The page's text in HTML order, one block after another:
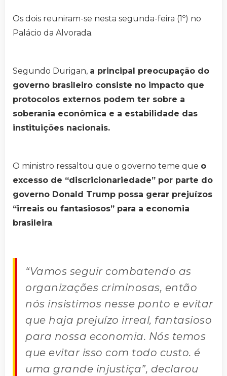
Os dois reuniram-se nesta segunda-feira (1º) no
Palácio da Alvorada.
Segundo Durigan, a principal preocupação do
governo brasileiro consiste no impacto que
protocolos externos podem ter sobre a
soberania econômica e a estabilidade das
instituições nacionais.
O ministro ressaltou que o governo teme que o
excesso de “discricionariedade” por parte do
governo Donald Trump possa gerar prejuízos
“irreais ou fantasiosos” para a economia
brasileira.
“Vamos seguir combatendo as
organizações criminosas, então
nós insistimos nesse ponto e evitar
que haja prejuízo irreal, fantasioso
para nossa economia. Nós temos
que evitar isso com todo custo. é
uma grande injustiça”, declarou